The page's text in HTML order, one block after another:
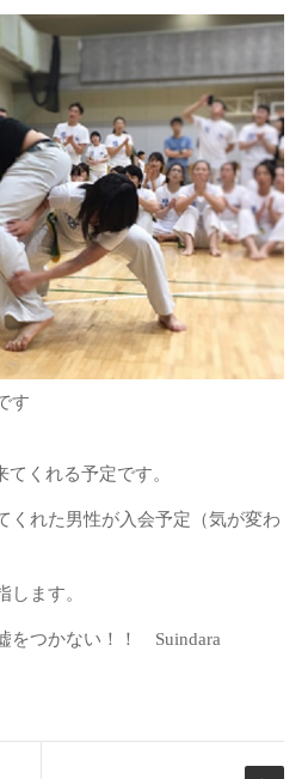
す
くれる予定です。
くれた男性が入会予定（気が変わ
します。
をつかない！！ Suindara